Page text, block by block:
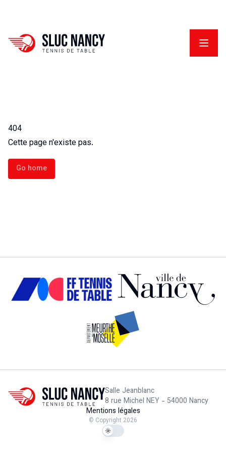
404
Cette page n'existe pas.
Go home
Salle Jeanblanc
8 rue Michel NEY - 54000 Nancy
Mentions légales
© Copyright 2026
Thème foncé